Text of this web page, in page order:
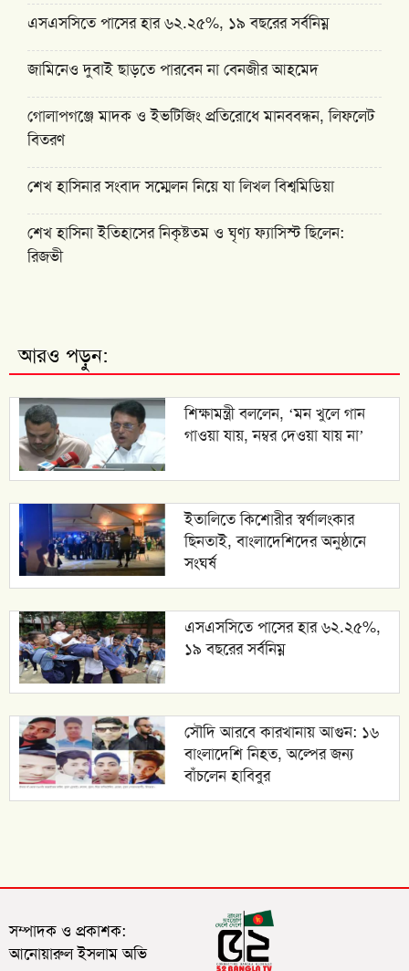
এসএসসিতে পাসের হার ৬২.২৫%, ১৯ বছরের সর্বনিম্ন
জামিনেও দুবাই ছাড়তে পারবেন না বেনজীর আহমেদ
গোলাপগঞ্জে মাদক ও ইভটিজিং প্রতিরোধে মানববন্ধন, লিফলেট
বিতরণ
শেখ হাসিনার সংবাদ সম্মেলন নিয়ে যা লিখল বিশ্বমিডিয়া
শেখ হাসিনা ইতিহাসের নিকৃষ্টতম ও ঘৃণ্য ফ্যাসিস্ট ছিলেন:
রিজভী
আরও পড়ুন:
শিক্ষামন্ত্রী বললেন, ‘মন খুলে গান
গাওয়া যায়, নম্বর দেওয়া যায় না’
ইতালিতে কিশোরীর স্বর্ণালংকার
ছিনতাই, বাংলাদেশিদের অনুষ্ঠানে
সংঘর্ষ
এসএসসিতে পাসের হার ৬২.২৫%,
১৯ বছরের সর্বনিম্ন
সৌদি আরবে কারখানায় আগুন: ১৬
বাংলাদেশি নিহত, অল্পের জন্য
বাঁচলেন হাবিবুর
সম্পাদক ও প্রকাশক:
আনোয়ারুল ইসলাম অভি